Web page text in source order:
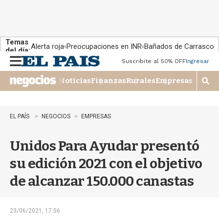
Temas
del día:Alerta roja Preocupaciones en INR Bañados de Carrasco
n
u
Suscribite al 50% OFFIngresar
NoticiasFinanzasRuralesEmpresas
M
o
EL PAÍS NEGOCIOS EMPRESAS
Unidos Para Ayudar presentó
su edición 2021 con el objetivo
de alcanzar 150.000 canastas
23/06/2021, 17:56